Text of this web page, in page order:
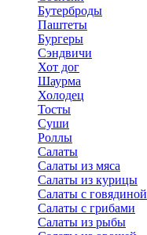
Бутерброды
Паштеты
Бургеры
Сэндвичи
Хот дог
Шаурма
Холодец
Тосты
Суши
Роллы
Салаты
Салаты из мяса
Салаты из курицы
Салаты с говядиной
Салаты с грибами
Салаты из рыбы